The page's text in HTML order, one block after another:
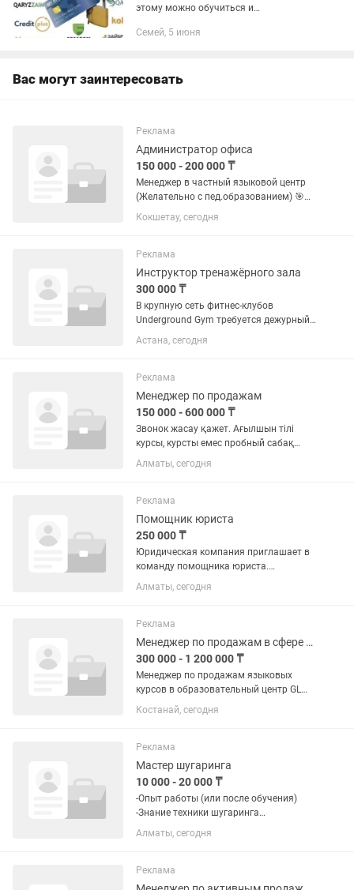
этому можно обучиться и
цене! Обучение онлайн формате через
Семей, 5 июня
Вас могут заинтересовать
Реклама
Администратор офиса
150 000 - 200 000 ₸
Менеджер в частный языковой центр
(Желательно с пед.образованием) 🎯
Основные функции: •Консультирование
клиентов по программам обучения
заявок + работа с текущей...
Кокшетау, сегодня
Реклама
Инструктор тренажёрного зала
300 000 ₸
В крупную сеть фитнес-клубов
Underground Gym требуется дежурный
тренер. 📍 Место работы: филиал по
адресу: ул. Ұлы Дала, 55. Если вы
людьми и хотите развиваться в...
Астана, сегодня
Реклама
Менеджер по продажам
150 000 - 600 000 ₸
Звонок жасау қажет. Ағылшын тілі
курсы, курсты емес пробный сабақ
сатасыз, пробныйдан кейін курс сатып
алса 7% аласыз
Алматы, сегодня
Реклама
Помощник юриста
250 000 ₸
Юридическая компания приглашает в
команду помощника юриста.
Обязанности: • Подготовка
документов; • Работа с договорами и
Ведение делопроизводства; •
Выполнение...
Алматы, сегодня
Реклама
Менеджер по продажам в сфере образования
300 000 - 1 200 000 ₸
Менеджер по продажам языковых
курсов в образовательный центр GL
Study - г. Костанай, ул. Тауелсиздик, 83;
В образовательный центр требуется
курсов. Образовательный...
Костанай, сегодня
Реклама
Мастер шугаринга
10 000 - 20 000 ₸
-Опыт работы (или после обучения)
-Знание техники шугаринга
(мануальная ) -Аккуратность и
соблюдение санитарных норм -Умение
-Ответственность и...
Алматы, сегодня
Реклама